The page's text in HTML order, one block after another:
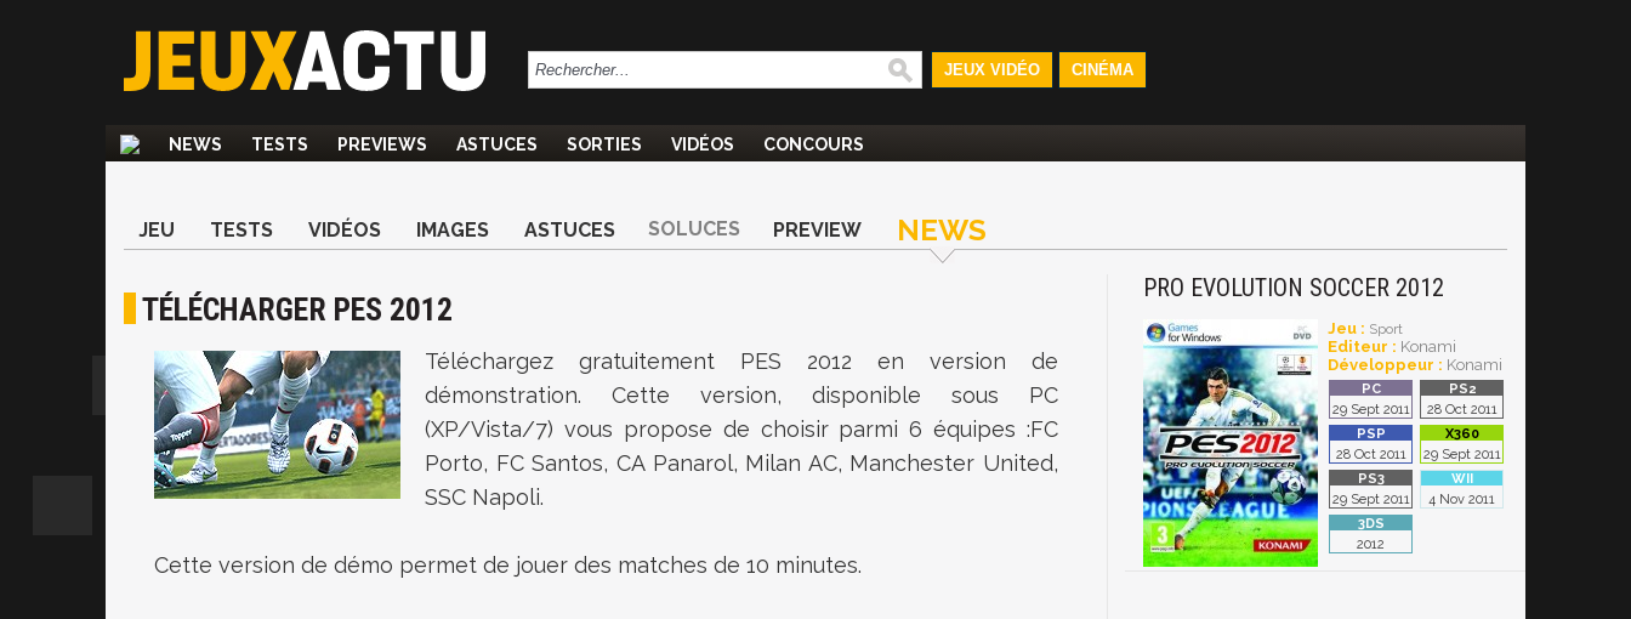
JEUX VIDÉO CINÉMA
NEWS TESTS PREVIEWS ASTUCES SORTIES VIDÉOS CONCOURS
JEU TESTS VIDÉOS IMAGES ASTUCES SOLUCES PREVIEW NEWS
TÉLÉCHARGER PES 2012
Téléchargez gratuitement PES 2012 en version de
démonstration. Cette version, disponible sous PC
(XP/Vista/7) vous propose de choisir parmi 6 équipes :FC
Porto, FC Santos, CA Panarol, Milan AC, Manchester United,
SSC Napoli.
Cette version de démo permet de jouer des matches de 10 minutes.
PRO EVOLUTION SOCCER 2012
Jeu : Sport
Editeur : Konami
Développeur : Konami
29 Sept 2011 28 Oct 2011
28 Oct 2011 29 Sept 2011
29 Sept 2011 4 Nov 2011
2012